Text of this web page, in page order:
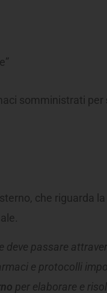
somministrati per
che riguarda
deve passare
e protocolli
per elaborare e